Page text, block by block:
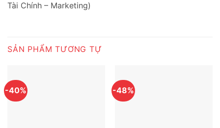
Tài Chính – Marketing)
SẢN PHẨM TƯƠNG TỰ
-40% -48%